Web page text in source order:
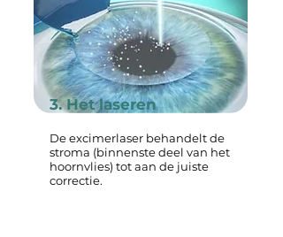
3. Het laseren
De excimerlaser behandelt de
stroma (binnenste deel van het
hoornvlies) tot aan de juiste
correctie.